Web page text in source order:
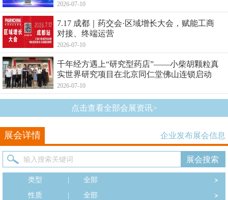
2026-07-10
7.17 成都｜药交会·区域增长大会，赋能工商
对接、终端运营
2026-07-10
千年经方遇上“研究型药店”——小柴胡颗粒真
实世界研究项目在北京同仁堂佛山连锁启动
2026-07-10
点击查看全部会展资讯>
展会详情 企业发布展会信息
类型
全部
性质
全部